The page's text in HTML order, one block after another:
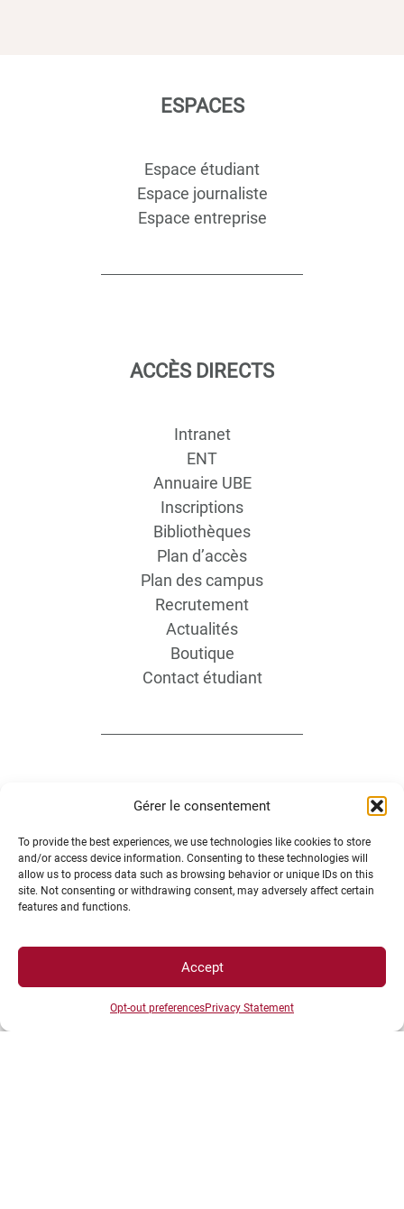
Gérer le consentement
To provide the best experiences, we use technologies like cookies to store
and/or access device information. Consenting to these technologies will
allow us to process data such as browsing behavior or unique IDs on this
site. Not consenting or withdrawing consent, may adversely affect certain
features and functions.
Accept
Opt-out preferencesPrivacy Statement
ESPACES
Espace étudiant
Espace journaliste
Espace entreprise
ACCÈS DIRECTS
Intranet
ENT
Annuaire UBE
Inscriptions
Bibliothèques
Plan d’accès
Plan des campus
Recrutement
Actualités
Boutique
Contact étudiant
INFORMATIONS LÉGALES
Plan d’accès des campus
Données personnelles et gestion des cookies
Gérer mes cookies
Politique de cookies
Politique de confidentialité